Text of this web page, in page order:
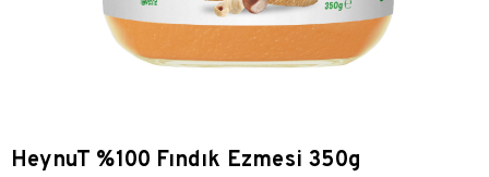
HeynuT %100 Fındık Ezmesi 350g